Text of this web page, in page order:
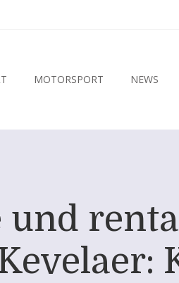
MOTORSPORT NEWS